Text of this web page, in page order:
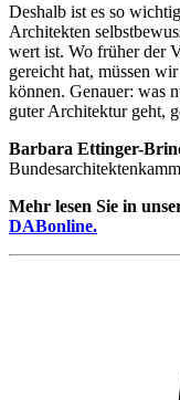
Deshalb ist es so
Architekten
wert ist. Wo früher der
gereicht hat, müssen
können. Genauer: was
guter Architektur geht,
Barbara Ettinger-
Mehr lesen Sie in
DABonline.